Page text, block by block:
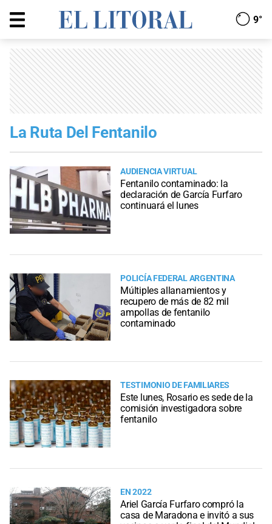
9°
La Ruta Del Fentanilo
AUDIENCIA VIRTUAL
Fentanilo contaminado: la
declaración de García Furfaro
continuará el lunes
POLICÍA FEDERAL ARGENTINA
Múltiples allanamientos y
recupero de más de 82 mil
ampollas de fentanilo
contaminado
TESTIMONIO DE FAMILIARES
Este lunes, Rosario es sede de la
comisión investigadora sobre
fentanilo
EN 2022
Ariel García Furfaro compró la
casa de Maradona e invitó a sus